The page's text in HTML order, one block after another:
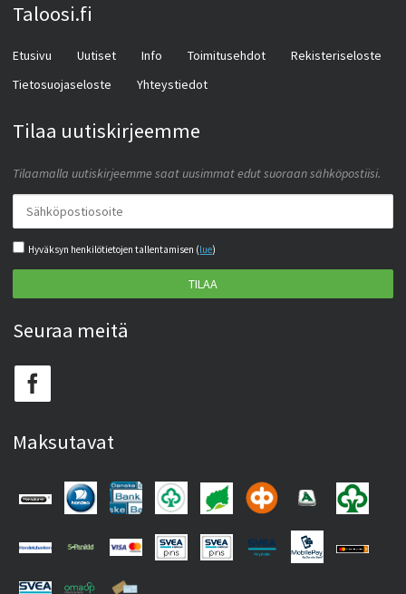
Taloosi.fi
Etusivu Uutiset Info Toimitusehdot
Rekisteriseloste
Tietosuojaseloste
Yhteystiedot
Tilaa uutiskirjeemme
Tilaamalla uutiskirjeemme saat uusimmat edut suoraan sähköpostiisi.
Hyväksyn henkilötietojen tallentamisen (lue)
TILAA
Seuraa meitä
Maksutavat